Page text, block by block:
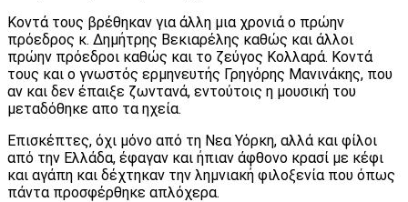
Κοντά τους βρέθηκαν για άλλη μια χρονιά ο πρώην
πρόεδρος κ. Δημήτρης Βεκιαρέλης καθώς και άλλοι
πρώην πρόεδροι καθώς και το ζεύγος Κολλαρά. Κοντά
τους και ο γνωστός ερμηνευτής Γρηγόρης Μανινάκης, που
αν και δεν έπαιξε ζωντανά, εντούτοις η μουσική του
μεταδόθηκε απο τα ηχεία.
Επισκέπτες, όχι μόνο από τη Νεα Υόρκη, αλλά και φίλοι
από την Ελλάδα, έφαγαν και ήπιαν άφθονο κρασί με κέφι
και αγάπη και δέχτηκαν την λημνιακή φιλοξενία που όπως
πάντα προσφέρθηκε απλόχερα.